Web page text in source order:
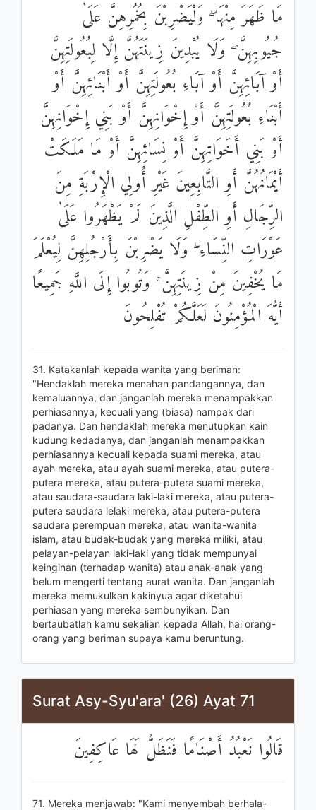
مَا ظَهَرَ مِنْهَا ۖ وَلْيَضْرِبْنَ بِخُمُرِهِنَّ عَلَىٰ
جُيُوبِهِنَّ ۖ وَلَا يُبْدِينَ زِينَتَهُنَّ إِلَّا لِبُعُولَتِهِنَّ
أَوْ آبَائِهِنَّ أَوْ آبَاءِ بُعُولَتِهِنَّ أَوْ أَبْنَائِهِنَّ أَوْ
أَبْنَاءِ بُعُولَتِهِنَّ أَوْ إِخْوَانِهِنَّ أَوْ بَنِي إِخْوَانِهِنَّ
أَوْ بَنِي أَخَوَاتِهِنَّ أَوْ نِسَائِهِنَّ أَوْ مَا مَلَكَتْ
أَيْمَانُهُنَّ أَوِ التَّابِعِينَ غَيْرِ أُولِي الْإِرْبَةِ مِنَ
الرِّجَالِ أَوِ الطِّفْلِ الَّذِينَ لَمْ يَظْهَرُوا عَلَىٰ
عَوْرَاتِ النِّسَاءِ ۖ وَلَا يَضْرِبْنَ بِأَرْجُلِهِنَّ لِيُعْلَمَ
مَا يُخْفِينَ مِنْ زِينَتِهِنَّ ۚ وَتُوبُوا إِلَى اللَّهِ جَمِيعًا
أَيُّهَ الْمُؤْمِنُونَ لَعَلَّكُمْ تُفْلِحُونَ
31. Katakanlah kepada wanita yang beriman:
"Hendaklah mereka menahan pandangannya, dan
kemaluannya, dan janganlah mereka menampakkan
perhiasannya, kecuali yang (biasa) nampak dari
padanya. Dan hendaklah mereka menutupkan kain
kudung kedadanya, dan janganlah menampakkan
perhiasannya kecuali kepada suami mereka, atau
ayah mereka, atau ayah suami mereka, atau putera-
putera mereka, atau putera-putera suami mereka,
atau saudara-saudara laki-laki mereka, atau putera-
putera saudara lelaki mereka, atau putera-putera
saudara perempuan mereka, atau wanita-wanita
islam, atau budak-budak yang mereka miliki, atau
pelayan-pelayan laki-laki yang tidak mempunyai
keinginan (terhadap wanita) atau anak-anak yang
belum mengerti tentang aurat wanita. Dan janganlah
mereka memukulkan kakinyua agar diketahui
perhiasan yang mereka sembunyikan. Dan
bertaubatlah kamu sekalian kepada Allah, hai orang-
orang yang beriman supaya kamu beruntung.
Surat Asy-Syu'ara' (26) Ayat 71
قَالُوا نَعْبُدُ أَصْنَامًا فَنَظَلُّ لَهَا عَاكِفِينَ
71. Mereka menjawab: "Kami menyembah berhala-